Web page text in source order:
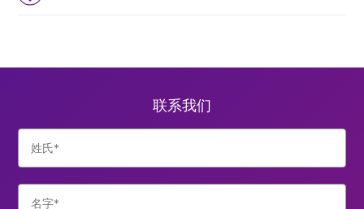
联系我们